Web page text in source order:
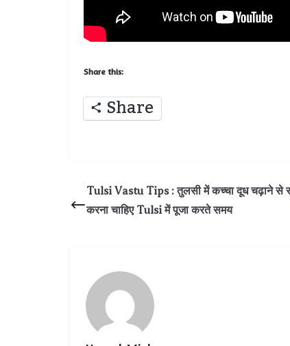
Share this:
Share
Tulsi Vastu Tips : तुलसी में कच्चा दूध चढ़ाने से
करना चाहिए Tulsi में पूजा करते समय